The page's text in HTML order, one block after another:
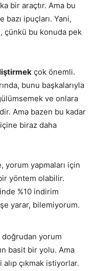
bir araçtır. Ama bu
bazı ipuçları. Yani,
çünkü bu konuda pek
çok önemli.
bunu başkalarıyla
ve onlara
Ama bazen bu kadar
biraz daha
yorum yapmaları için
yöntem olabilir.
%10 indirim
yarar, bilemiyorum.
yorum
basit bir yolu. Ama
çıkmak istiyorlar.